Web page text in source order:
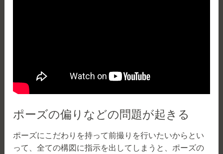
ポーズの偏りなどの問題が起きる
ポーズにこだわりを持って前撮りを行いたいからとい
って、全ての構図に指示を出してしまうと、ポーズの